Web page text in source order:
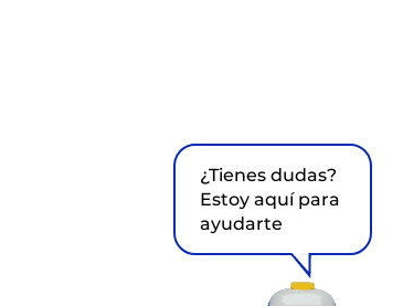
¿Tienes dudas?
Estoy aquí para
ayudarte